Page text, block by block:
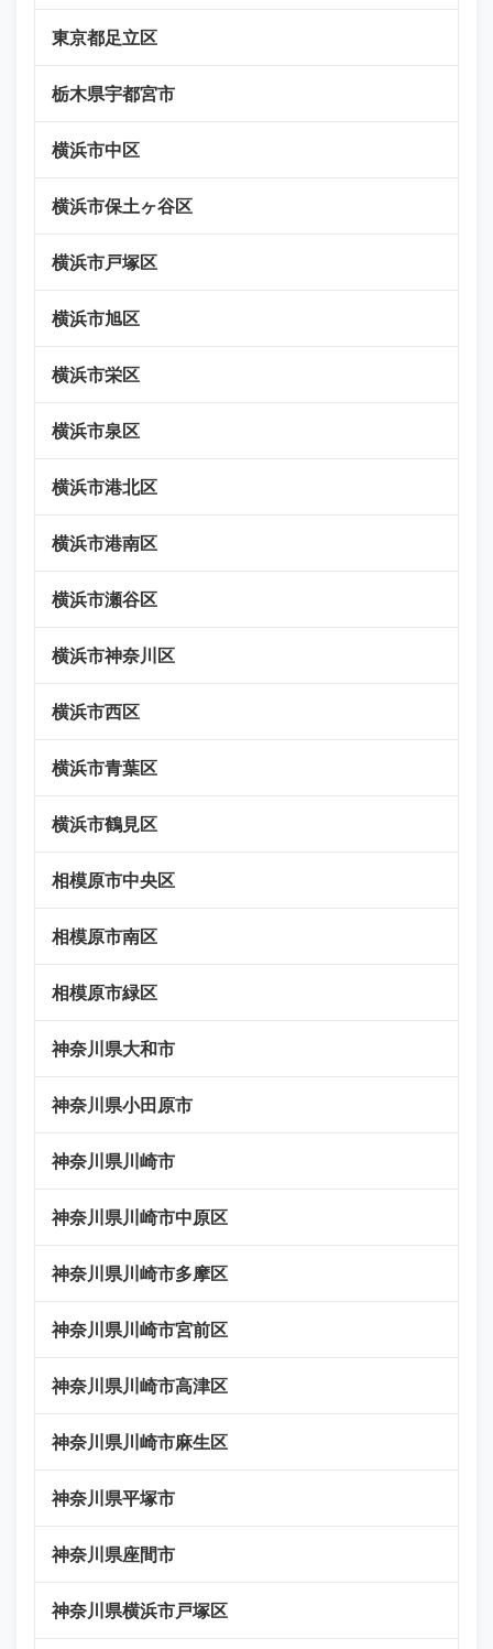
東京都足立区
栃木県宇都宮市
横浜市中区
横浜市保土ヶ谷区
横浜市戸塚区
横浜市旭区
横浜市栄区
横浜市泉区
横浜市港北区
横浜市港南区
横浜市瀬谷区
横浜市神奈川区
横浜市西区
横浜市青葉区
横浜市鶴見区
相模原市中央区
相模原市南区
相模原市緑区
神奈川県大和市
神奈川県小田原市
神奈川県川崎市
神奈川県川崎市中原区
神奈川県川崎市多摩区
神奈川県川崎市宮前区
神奈川県川崎市高津区
神奈川県川崎市麻生区
神奈川県平塚市
神奈川県座間市
神奈川県横浜市戸塚区